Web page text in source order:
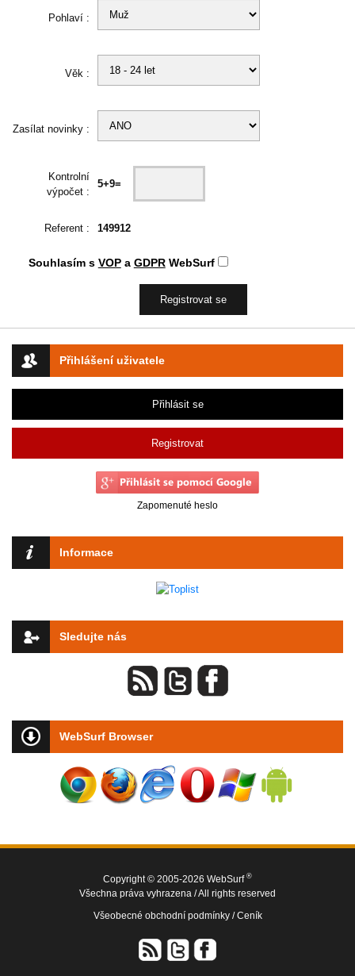
Přihlášení uživatele
Přihlásit se
Registrovat
Zapomenuté heslo
Informace
Sledujte nás
WebSurf Browser
Pohlaví :
Věk :
Zasílat novinky :
Kontrolní
výpočet :
5+9=
Referent : 149912
Souhlasím s VOPa GDPRWebSurf
Copyright © 2005-2026 WebSurf ®
Všechna práva vyhrazena / All rights reserved
Všeobecné obchodní podmínky /Ceník